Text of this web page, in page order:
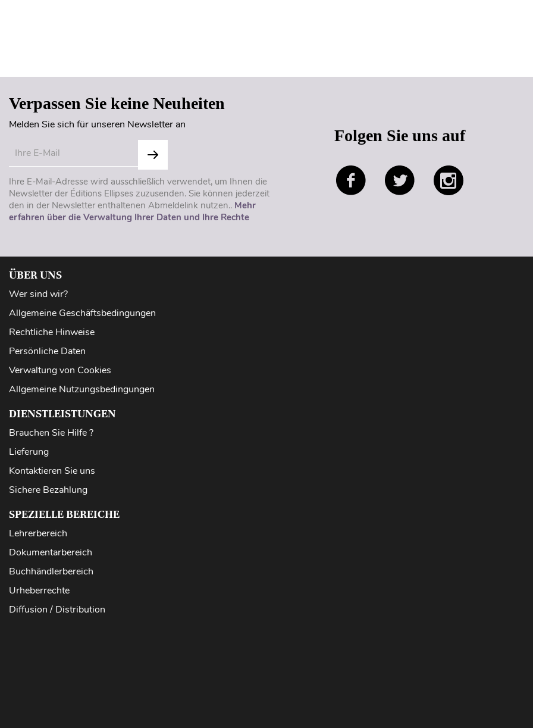
Verpassen Sie keine Neuheiten
Melden Sie sich für unseren Newsletter an
Ihre E-Mail-Adresse wird ausschließlich verwendet, um Ihnen die
Newsletter der Éditions Ellipses zuzusenden. Sie können jederzeit
den in der Newsletter enthaltenen Abmeldelink nutzen.. Mehr
erfahren über die Verwaltung Ihrer Daten und Ihre Rechte
Folgen Sie uns auf
ÜBER UNS
Wer sind wir?
Allgemeine Geschäftsbedingungen
Rechtliche Hinweise
Persönliche Daten
Verwaltung von Cookies
Allgemeine Nutzungsbedingungen
DIENSTLEISTUNGEN
Brauchen Sie Hilfe ?
Lieferung
Kontaktieren Sie uns
Sichere Bezahlung
SPEZIELLE BEREICHE
Lehrerbereich
Dokumentarbereich
Buchhändlerbereich
Urheberrechte
Diffusion / Distribution